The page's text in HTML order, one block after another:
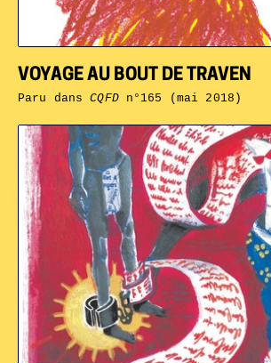
VOYAGE AU BOUT DE TRAVEN
Paru dansCQFDn°165 (mai 2018)